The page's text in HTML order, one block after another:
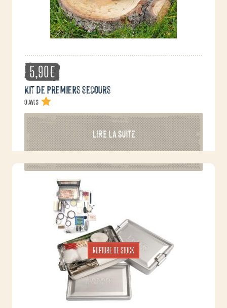
5,90€
Kit de premiers secours
0 avis
LIRE LA SUITE
RUPTURE DE STOCK